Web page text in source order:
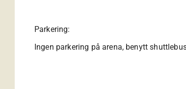
Parkering:
Ingen parkering på arena, benytt